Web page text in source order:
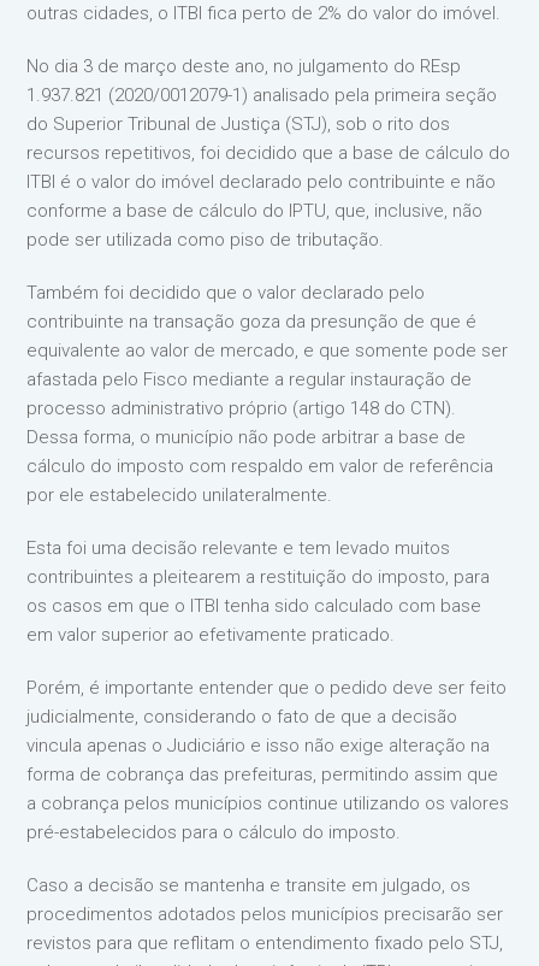
outras cidades, o ITBI fica perto de 2% do valor do imóvel.
No dia 3 de março deste ano, no julgamento do REsp
1.937.821 (2020/0012079-1) analisado pela primeira seção
do Superior Tribunal de Justiça (STJ), sob o rito dos
recursos repetitivos, foi decidido que a base de cálculo do
ITBI é o valor do imóvel declarado pelo contribuinte e não
conforme a base de cálculo do IPTU, que, inclusive, não
pode ser utilizada como piso de tributação.
Também foi decidido que o valor declarado pelo
contribuinte na transação goza da presunção de que é
equivalente ao valor de mercado, e que somente pode ser
afastada pelo Fisco mediante a regular instauração de
processo administrativo próprio (artigo 148 do CTN).
Dessa forma, o município não pode arbitrar a base de
cálculo do imposto com respaldo em valor de referência
por ele estabelecido unilateralmente.
Esta foi uma decisão relevante e tem levado muitos
contribuintes a pleitearem a restituição do imposto, para
os casos em que o ITBI tenha sido calculado com base
em valor superior ao efetivamente praticado.
Porém, é importante entender que o pedido deve ser feito
judicialmente, considerando o fato de que a decisão
vincula apenas o Judiciário e isso não exige alteração na
forma de cobrança das prefeituras, permitindo assim que
a cobrança pelos municípios continue utilizando os valores
pré-estabelecidos para o cálculo do imposto.
Caso a decisão se mantenha e transite em julgado, os
procedimentos adotados pelos municípios precisarão ser
revistos para que reflitam o entendimento fixado pelo STJ,